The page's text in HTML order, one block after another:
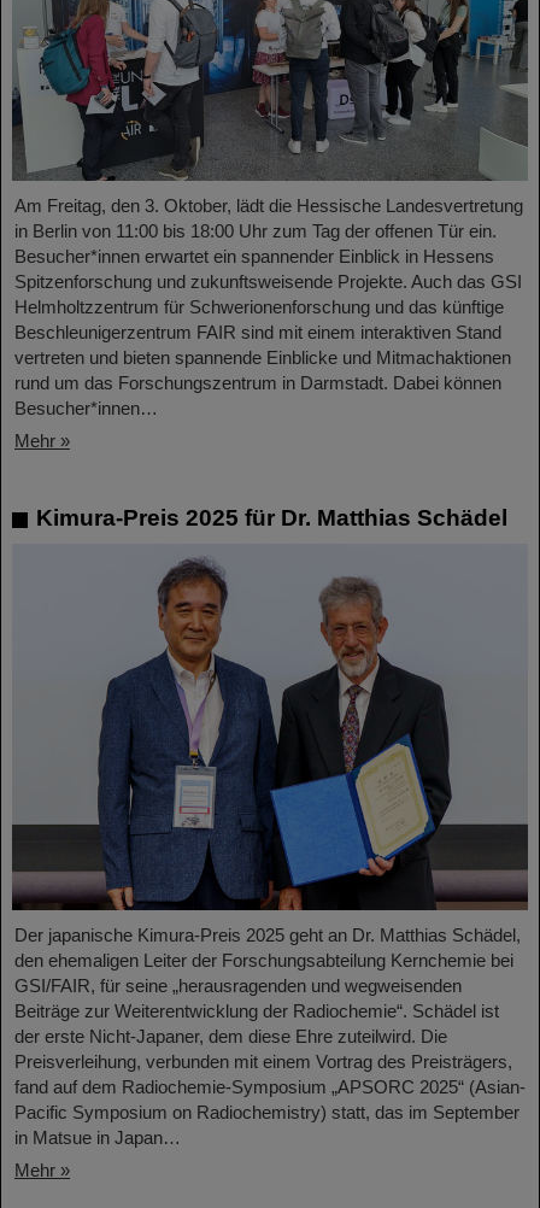
Am Freitag, den 3. Oktober, lädt die Hessische Landesvertretung
in Berlin von 11:00 bis 18:00 Uhr zum Tag der offenen Tür ein.
Besucher*innen erwartet ein spannender Einblick in Hessens
Spitzenforschung und zukunftsweisende Projekte. Auch das GSI
Helmholtzzentrum für Schwerionenforschung und das künftige
Beschleunigerzentrum FAIR sind mit einem interaktiven Stand
vertreten und bieten spannende Einblicke und Mitmachaktionen
rund um das Forschungszentrum in Darmstadt. Dabei können
Besucher*innen…
Mehr »
Kimura-Preis 2025 für Dr. Matthias Schädel
Der japanische Kimura-Preis 2025 geht an Dr. Matthias Schädel,
den ehemaligen Leiter der Forschungsabteilung Kernchemie bei
GSI/FAIR, für seine „herausragenden und wegweisenden
Beiträge zur Weiterentwicklung der Radiochemie“. Schädel ist
der erste Nicht-Japaner, dem diese Ehre zuteilwird. Die
Preisverleihung, verbunden mit einem Vortrag des Preisträgers,
fand auf dem Radiochemie-Symposium „APSORC 2025“ (Asian-
Pacific Symposium on Radiochemistry) statt, das im September
in Matsue in Japan…
Mehr »